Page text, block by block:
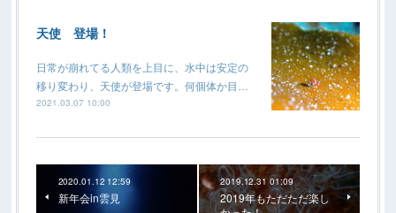
天使 登場！
日常が崩れてる人類を上目に、水中は安定の
移り変わり、天使が登場です。何個体か目…
2021.03.07 10:00
2020.01.12 12:59
新年会in雲見
2019.12.31 01:09
2019年もただただ楽し